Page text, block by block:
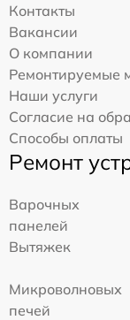
Контакты
Вакансии
О компании
Ремонтируемые
Наши услуги
Согласие на
Способы оплаты
Ремонт
Варочных
панелей
Вытяжек
Микроволновых
печей